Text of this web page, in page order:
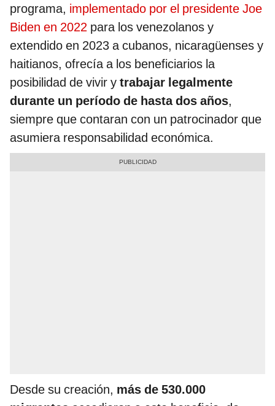
programa, implementado por el presidente Joe
Biden en 2022 para los venezolanos y
extendido en 2023 a cubanos, nicaragüenses y
haitianos, ofrecía a los beneficiarios la
posibilidad de vivir y trabajar legalmente
durante un período de hasta dos años,
siempre que contaran con un patrocinador que
asumiera responsabilidad económica.
Desde su creación, más de 530.000